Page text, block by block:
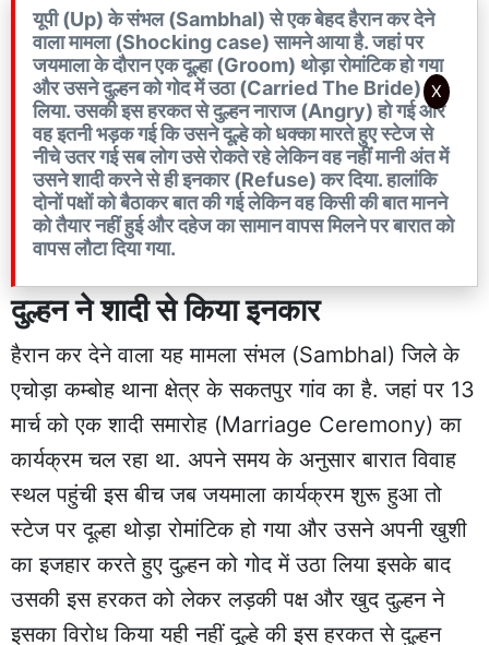
यूपी (Up) के संभल (Sambhal) से एक बेहद हैरान कर देने
वाला मामला (Shocking case) सामने आया है. जहां पर
जयमाला के दौरान एक दूल्हा (Groom) थोड़ा रोमांटिक हो गया
और उसने दुल्हन को गोद में उठा (Carried The Bride)
लिया. उसकी इस हरकत से दुल्हन नाराज (Angry) हो गई और
वह इतनी भड़क गई कि उसने दूल्हे को धक्का मारते हुए स्टेज से
नीचे उतर गई सब लोग उसे रोकते रहे लेकिन वह नहीं मानी अंत में
उसने शादी करने से ही इनकार (Refuse) कर दिया. हालांकि
दोनों पक्षों को बैठाकर बात की गई लेकिन वह किसी की बात मानने
को तैयार नहीं हुई और दहेज का सामान वापस मिलने पर बारात को
वापस लौटा दिया गया.
दुल्हन ने शादी से किया इनकार
हैरान कर देने वाला यह मामला संभल (Sambhal) जिले के
एचोड़ा कम्बोह थाना क्षेत्र के सकतपुर गांव का है. जहां पर 13
मार्च को एक शादी समारोह (Marriage Ceremony) का
कार्यक्रम चल रहा था. अपने समय के अनुसार बारात विवाह
स्थल पहुंची इस बीच जब जयमाला कार्यक्रम शुरू हुआ तो
स्टेज पर दूल्हा थोड़ा रोमांटिक हो गया और उसने अपनी खुशी
का इजहार करते हुए दुल्हन को गोद में उठा लिया इसके बाद
उसकी इस हरकत को लेकर लड़की पक्ष और खुद दुल्हन ने
इसका विरोध किया यही नहीं दूल्हे की इस हरकत से दुल्हन
X